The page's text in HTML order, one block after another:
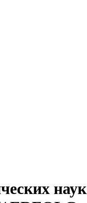
наук